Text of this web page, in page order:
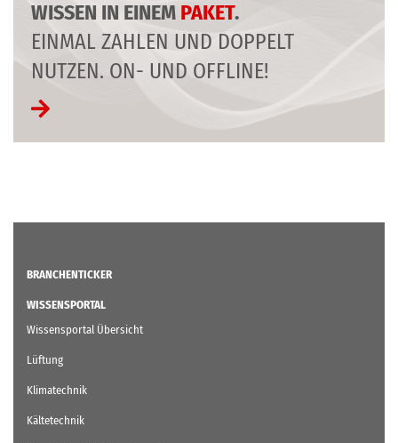
WISSEN IN EINEM PAKET.
EINMAL ZAHLEN UND DOPPELT
NUTZEN. ON- UND OFFLINE!
BRANCHENTICKER
WISSENSPORTAL
Wissensportal Übersicht
Lüftung
Klimatechnik
Kältetechnik